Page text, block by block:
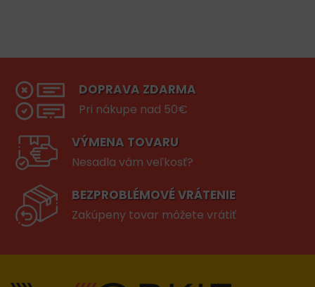
DOPRAVA ZDARMA
Pri nákupe nad 50€
VÝMENA TOVARU
Nesadla vám veľkosť?
BEZPROBLÉMOVÉ VRÁTENIE
Zakúpeny tovar môžete vrátiť